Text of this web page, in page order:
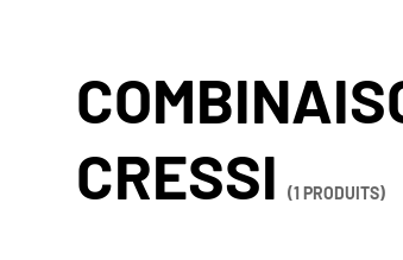
CRESSI
(1 PRODUITS)